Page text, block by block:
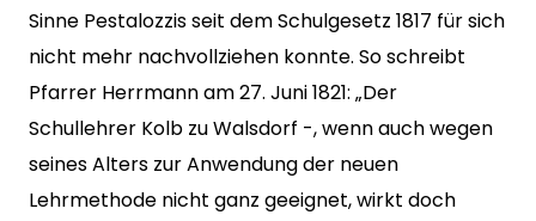
Sinne Pestalozzis seit dem Schulgesetz 1817 für sich
nicht mehr nachvollziehen konnte. So schreibt
Pfarrer Herrmann am 27. Juni 1821: „Der
Schullehrer Kolb zu Walsdorf -, wenn auch wegen
seines Alters zur Anwendung der neuen
Lehrmethode nicht ganz geeignet, wirkt doch